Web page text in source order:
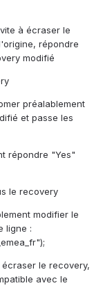
à écraser le
répondre
modifié
préalablement
et passe les
répondre "Yes"
le recovery
modifier le
ligne :
le recovery,
avec le